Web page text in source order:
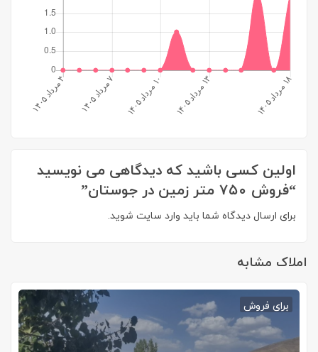
اولین کسی باشید که دیدگاهی می نویسید
“فروش ۷۵۰ متر زمین در جوستان”
برای ارسال دیدگاه شما باید وارد سایت شوید.
املاک مشابه
برای فروش